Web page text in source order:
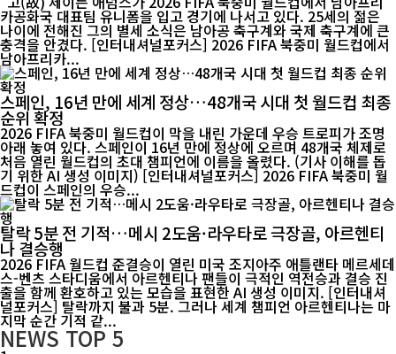
카공화국 대표팀 유니폼을 입고 경기에 나서고 있다. 25세의 젊은
나이에 전해진 그의 별세 소식은 남아공 축구계와 국제 축구계에 큰
충격을 안겼다. [인터내셔널포커스] 2026 FIFA 북중미 월드컵에서
남아프리카...
스페인, 16년 만에 세계 정상…48개국 시대 첫 월드컵 최종
순위 확정
2026 FIFA 북중미 월드컵이 막을 내린 가운데 우승 트로피가 조명
아래 놓여 있다. 스페인이 16년 만에 정상에 오르며 48개국 체제로
처음 열린 월드컵의 초대 챔피언에 이름을 올렸다. (기사 이해를 돕
기 위한 AI 생성 이미지) [인터내셔널포커스] 2026 FIFA 북중미 월
드컵이 스페인의 우승...
탈락 5분 전 기적…메시 2도움·라우타로 극장골, 아르헨티
나 결승행
2026 FIFA 월드컵 준결승이 열린 미국 조지아주 애틀랜타 메르세데
스-벤츠 스타디움에서 아르헨티나 팬들이 극적인 역전승과 결승 진
출을 함께 환호하고 있는 모습을 표현한 AI 생성 이미지. [인터내셔
널포커스] 탈락까지 불과 5분. 그러나 세계 챔피언 아르헨티나는 마
지막 순간 기적 같...
NEWS TOP 5